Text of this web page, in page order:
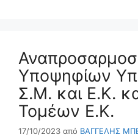
Υποψηφίων
Σ.Μ. και Ε.Κ.
Τομέων Ε.Κ.
17/10/2023 από ΒΑΓΓΕΛΗΣ